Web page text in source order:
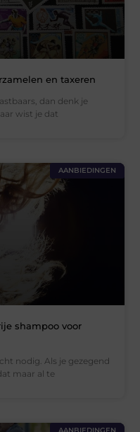
en taxeren
dan denk je
wist je dat
AANBIEDINGEN
shampoo voor
nodig. Als je gezegend
maar al te